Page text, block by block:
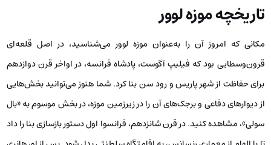
تاریخچه موزه لوور
مکانی که امروز آن را به‌عنوان موزه لوور می‌شناسید، در اصل قلعه‌ای
قرون‌وسطایی بود که فیلیپ آگوست، پادشاه فرانسه، در اواخر قرن دوازدهم
برای حفاظت از شهر پاریس و رود سن بنا کرد. شما هنوز می‌توانید بخش‌هایی
از دیوارهای دفاعی و برجک‌های آن را در زیرزمین موزه، در بخش موسوم به «بال
سولی»، مشاهده کنید. در قرن شانزدهم، فرانسوا اول دستور بازسازی بنا را داد